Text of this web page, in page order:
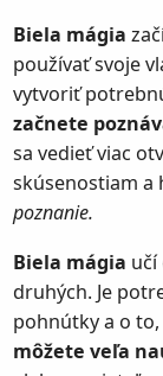
Biela mágia
používať svoje
vytvoriť
začnete
sa vedieť viac
skúsenostiam a
poznanie.
Biela mágia učí
druhých. Je
pohnútky a o
môžete veľa